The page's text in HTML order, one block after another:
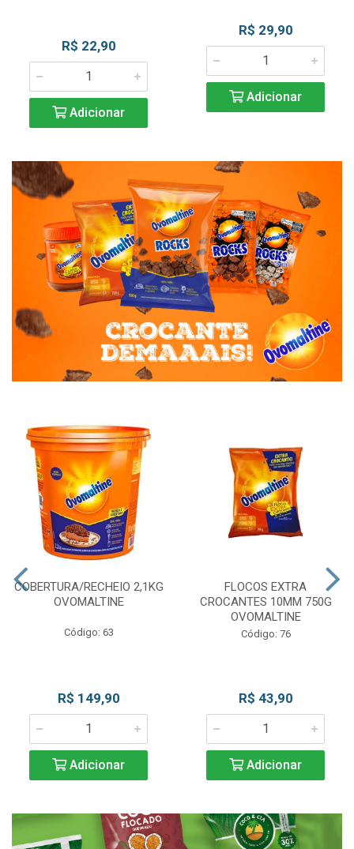
R$ 22,90
Adicionar
R$ 29,90
Adicionar
COBERTURA/RECHEIO 2,1KG
OVOMALTINE
Código: 63
R$ 149,90
Adicionar
FLOCOS EXTRA
CROCANTES 10MM 750G
OVOMALTINE
Código: 76
R$ 43,90
Adicionar